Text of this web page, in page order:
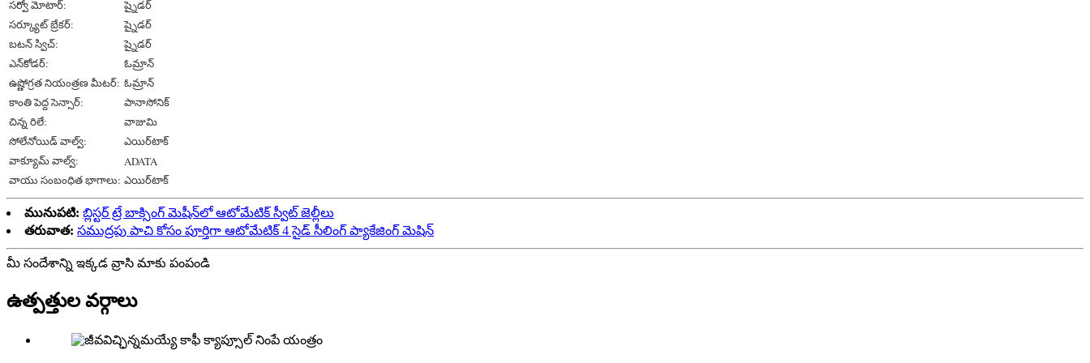
సర్వో మోటార్:
ష్నైడర్
సర్క్యూట్ బ్రేకర్:
ష్నైడర్
బటన్ స్విచ్:
ష్నైడర్
ఎన్‌కోడర్:
ఓమ్రాన్
ఉష్ణోగ్రత నియంత్రణ మీటర్: ఓమ్రాన్
కాంతి పెద్ద సెన్సార్:
పానాసోనిక్
చిన్న రిలే:
వాజుమి
సోలేనోయిడ్ వాల్వ్:
ఎయిర్‌టాక్
వాక్యూమ్ వాల్వ్:
ADATA
వాయు సంబంధిత భాగాలు: ఎయిర్‌టాక్
మునుపటి: బ్లిస్టర్ ట్రే బాక్సింగ్ మెషీన్‌లో ఆటోమేటిక్ స్వీట్ జెల్లీలు
తరువాత: సముద్రపు పాచి కోసం పూర్తిగా ఆటోమేటిక్ 4 సైడ్ సీలింగ్ ప్యాకేజింగ్ మెషిన్
మీ సందేశాన్ని ఇక్కడ వ్రాసి మాకు పంపండి
ఉత్పత్తుల వర్గాలు